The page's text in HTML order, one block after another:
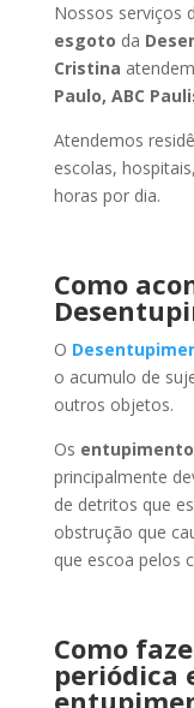
Nossos serviços
esgoto da
Cristina
Paulo, ABC
Atendemos
escolas,
horas por dia.
Como
O
o acumulo de
outros objetos.
Os
principalmente
de detritos que
obstrução que
que escoa pelos
Como
periódica